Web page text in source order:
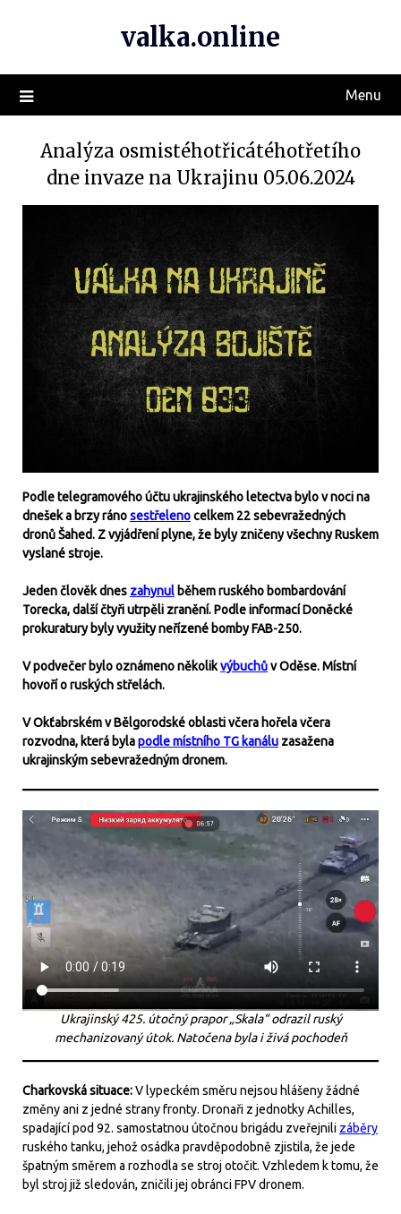
valka.online
Menu
Analýza osmistéhotřicátéhotřetího
dne invaze na Ukrajinu 05.06.2024
Podle telegramového účtu ukrajinského letectva bylo v noci na
dnešek a brzy ránosestřelenocelkem 22 sebevražedných
dronů Šahed. Z vyjádření plyne, že byly zničeny všechny Ruskem
vyslané stroje.
Jeden člověk dnes zahynul během ruského bombardování
Torecka, další čtyři utrpěli zranění. Podle informací Doněcké
prokuratury byly využity neřízené bomby FAB-250.
V podvečer bylo oznámeno několikvýbuchův Oděse. Místní
hovoří o ruských střelách.
V Okťabrském v Bělgorodské oblasti včera hořela včera
rozvodna, která bylapodle místního TG kanálu zasažena
ukrajinským sebevražedným dronem.
Ukrajinský 425. útočný prapor „Skala“ odrazil ruský
mechanizovaný útok. Natočena byla i živá pochodeň
Charkovská situace:V lypeckém směru nejsou hlášeny žádné
změny ani z jedné strany fronty. Dronaři z jednotky Achilles,
spadající pod 92. samostatnou útočnou brigádu zveřejnili záběry
ruského tanku, jehož osádka pravděpodobně zjistila, že jede
špatným směrem a rozhodla se stroj otočit. Vzhledem k tomu, že
byl stroj již sledován, zničili jej obránci FPV dronem.